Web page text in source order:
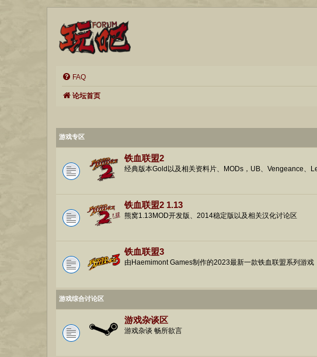
FAQ
论坛首页
游戏专区
铁血联盟2
经典版本Gold以及相关资料片、MODs，UB、Vengeance
铁血联盟2 1.13
熊窝1.13MOD开发版、2014稳定版以及相关汉化讨论区
铁血联盟3
由Haemimont Games制作的2023最新一款铁血联盟系列游戏
游戏综合讨论区
游戏杂谈区
游戏杂谈 畅所欲言